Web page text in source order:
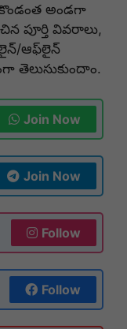
కొండంత అండగా
పూర్తి వివరాలు,
ఆఫ్‌లైన్
తెలుసుకుందాం.
Join Now
Join Now
Follow
Follow